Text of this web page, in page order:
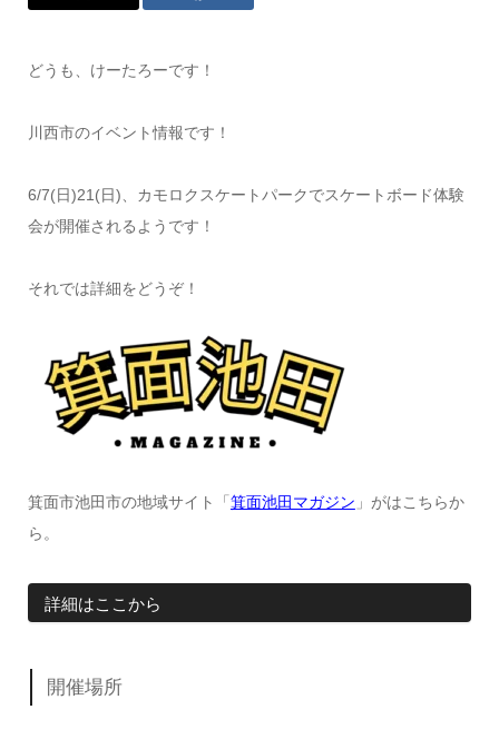
どうも、けーたろーです！
川西市のイベント情報です！
6/7(日)21(日)、カモロクスケートパークでスケートボード体験
会が開催されるようです！
それでは詳細をどうぞ！
箕面市池田市の地域サイト「 箕面池田マガジン 」がはこちらか
ら。
詳細はここから
開催場所